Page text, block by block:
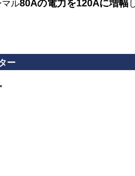
マル80Aの電力を120Aに増幅
ー